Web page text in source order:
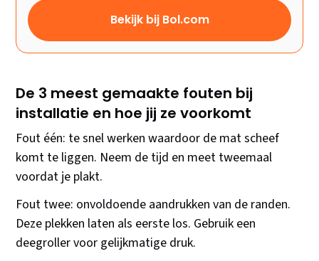
Bekijk bij Bol.com
De 3 meest gemaakte fouten bij
installatie en hoe jij ze voorkomt
Fout één: te snel werken waardoor de mat scheef
komt te liggen. Neem de tijd en meet tweemaal
voordat je plakt.
Fout twee: onvoldoende aandrukken van de randen.
Deze plekken laten als eerste los. Gebruik een
deegroller voor gelijkmatige druk.